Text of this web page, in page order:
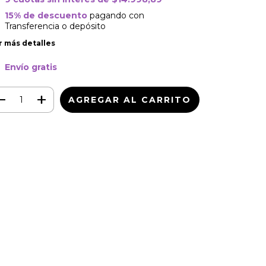
15% de descuentopagando con
Transferencia o depósito
más detalles
Envío gratis